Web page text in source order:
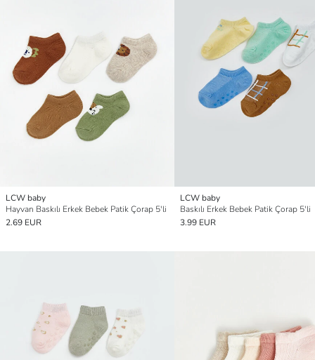
LCW baby
Hayvan Baskılı Erkek Bebek Patik Çorap 5'li
2.69 EUR
LCW baby
Baskılı Erkek Bebek Patik Çorap 5'li
3.99 EUR